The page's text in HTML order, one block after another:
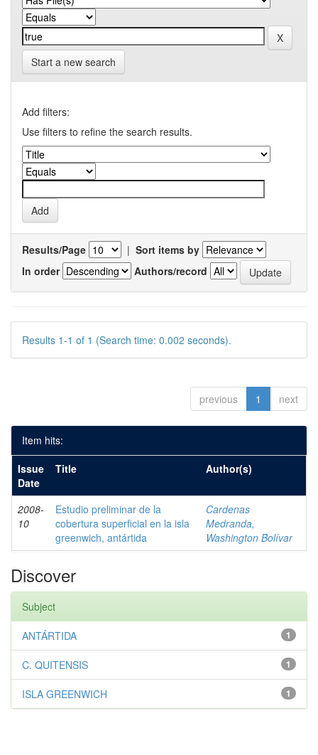
Start a new search
Add filters:
Use filters to refine the search results.
Results/Page | Sort items by
In order
Authors/record
Results 1-1 of 1 (Search time: 0.002 seconds).
previous 1 next
Item hits:
Issue
Date
Title Author(s)
2008-
10
Estudio preliminar de la
cobertura superficial en la isla
greenwich, antártida
Cardenas
Medranda,
Washington Bolívar
Discover
Subject
1
ANTÁRTIDA
1
C. QUITENSIS
1
ISLA GREENWICH